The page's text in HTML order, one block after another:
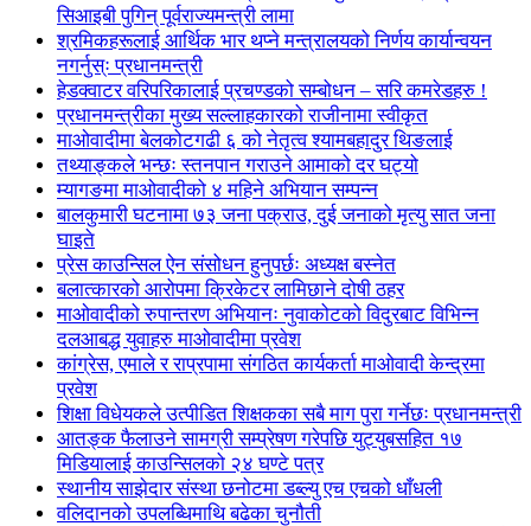
सिआइबी पुगिन् पूर्वराज्यमन्त्री लामा
श्रमिकहरूलाई आर्थिक भार थप्ने मन्त्रालयको निर्णय कार्यान्वयन
नगर्नुस्ः प्रधानमन्त्री
हेडक्वाटर वरिपरिकालाई प्रचण्डको सम्बोधन – सरि कमरेडहरु !
प्रधानमन्त्रीका मुख्य सल्लाहकारको राजीनामा स्वीकृत
माओवादीमा बेलकोटगढी ६ को नेतृत्व श्यामबहादुर थिङलाई
तथ्याङ्कले भन्छः स्तनपान गराउने आमाको दर घट्यो
म्यागङमा माओवादीको ४ महिने अभियान सम्पन्न
बालकुमारी घटनामा ७३ जना पक्राउ, दुई जनाको मृत्यु सात जना
घाइते
प्रेस काउन्सिल ऐन संसोधन हुनुपर्छः अध्यक्ष बस्नेत
बलात्कारको आरोपमा क्रिकेटर लामिछाने दोषी ठहर
माओवादीको रुपान्तरण अभियानः नुवाकोटको विदुरबाट विभिन्न
दलआबद्ध युवाहरु माओवादीमा प्रवेश
कांग्रेस, एमाले र राप्रपामा संगठित कार्यकर्ता माओवादी केन्द्रमा
प्रवेश
शिक्षा विधेयकले उत्पीडित शिक्षकका सबै माग पुरा गर्नेछः प्रधानमन्त्री
आतङ्क फैलाउने सामग्री सम्प्रेषण गरेपछि युट्युबसहित १७
मिडियालाई काउन्सिलको २४ घण्टे पत्र
स्थानीय साझेदार संस्था छनोटमा डब्ल्यु एच एचको धाँधली
वलिदानको उपलब्धिमाथि बढेका चुनौती